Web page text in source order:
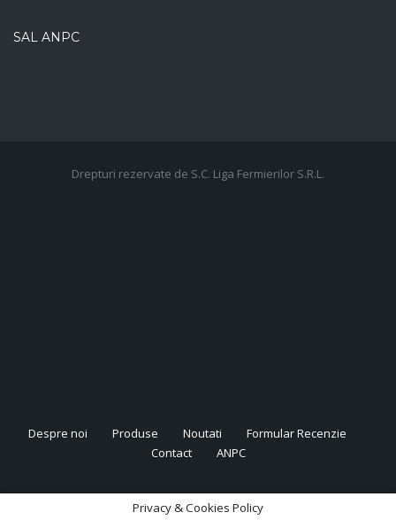
SAL ANPC
Drepturi rezervate de S.C. Liga Fermierilor S.R.L.
Despre noi Produse Noutati
Formular Recenzie
Contact
ANPC
Privacy & Cookies Policy